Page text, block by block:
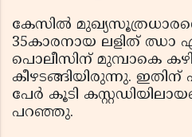
കേസില്‍
35കാരനായ ലളിത്
പൊലീസിന് മുമ്പാകെ
കീഴടങ്ങിയിരുന്നു.
പേര്‍ കൂടി
പറഞ്ഞു.